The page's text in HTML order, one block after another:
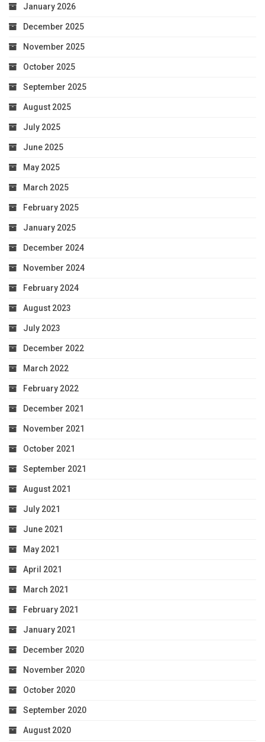
January 2026
December 2025
November 2025
October 2025
September 2025
August 2025
July 2025
June 2025
May 2025
March 2025
February 2025
January 2025
December 2024
November 2024
February 2024
August 2023
July 2023
December 2022
March 2022
February 2022
December 2021
November 2021
October 2021
September 2021
August 2021
July 2021
June 2021
May 2021
April 2021
March 2021
February 2021
January 2021
December 2020
November 2020
October 2020
September 2020
August 2020